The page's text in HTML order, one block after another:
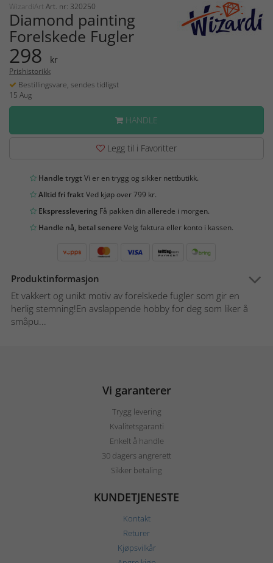
WizardiArt Art. nr: 320250
Diamond painting
Forelskede Fugler
298 kr
Prishistorikk
Bestillingsvare, sendes tidligst
15 Aug
HANDLE
Legg til i Favoritter
Handle trygtVi er en trygg og sikker nettbutikk.
Alltid fri fraktVed kjøp over 799 kr.
Ekspresslevering Få pakken din allerede i morgen.
Handle nå, betal senereVelg faktura eller konto i kassen.
Produktinformasjon
Et vakkert og unikt motiv av forelskede fugler som gir en
herlig stemning!En avslappende hobby for deg som liker å
småpu...
Vi garanterer
Trygg levering
Kvalitetsgaranti
Enkelt å handle
30 dagers angrerett
Sikker betaling
KUNDETJENESTE
Kontakt
Returer
Kjøpsvilkår